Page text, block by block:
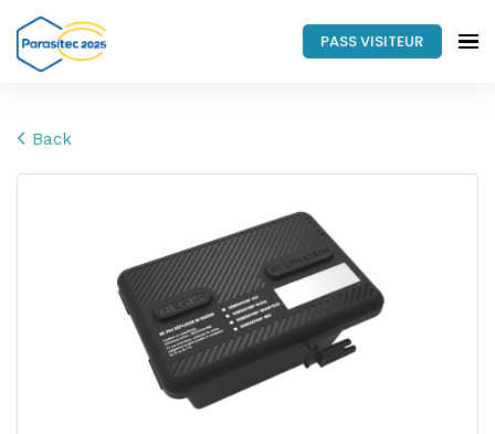
PASS VISITEUR
Back